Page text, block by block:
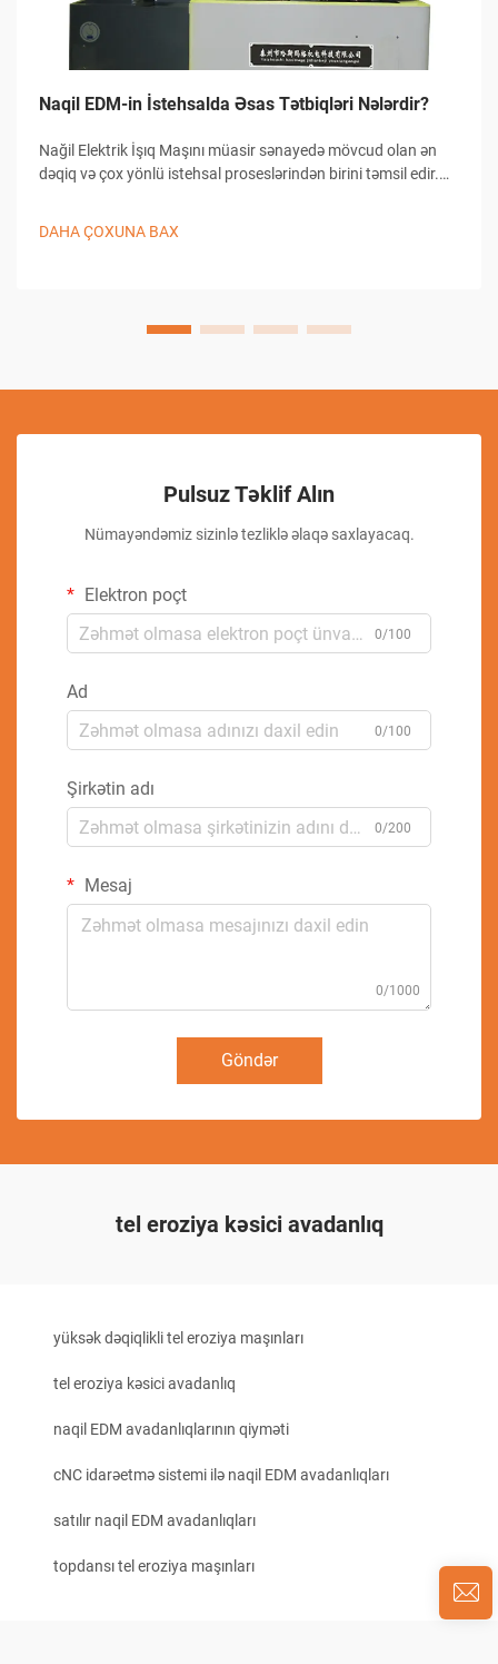
Naqil EDM-in İstehsalda Əsas Tətbiqləri Nələrdir?
Nağil Elektrik İşıq Maşını müasir sənayedə mövcud olan ən
dəqiq və çox yönlü istehsal proseslərindən birini təmsil edir.
DAHA ÇOXUNA BAX
Pulsuz Təklif Alın
Nümayəndəmiz sizinlə tezliklə əlaqə saxlayacaq.
Elektron poçt
0/100
Ad
0/100
Şirkətin adı
0/200
Mesaj
0/1000
Göndər
tel eroziya kəsici avadanlıq
yüksək dəqiqlikli tel eroziya maşınları
tel eroziya kəsici avadanlıq
naqil EDM avadanlıqlarının qiyməti
cNC idarəetmə sistemi ilə naqil EDM avadanlıqları
satılır naqil EDM avadanlıqları
topdansı tel eroziya maşınları